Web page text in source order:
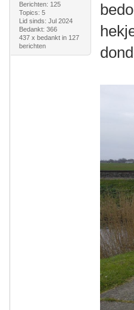
Berichten: 125
Topics: 5
Lid sinds: Jul 2024
Bedankt: 366
437 x bedankt in 127
berichten